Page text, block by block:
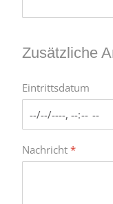
Zusätzliche
Eintrittsdatum
Nachricht *